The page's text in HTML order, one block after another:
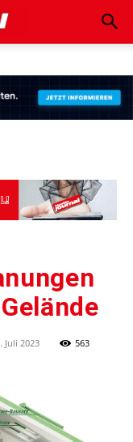
Juli 2023 563